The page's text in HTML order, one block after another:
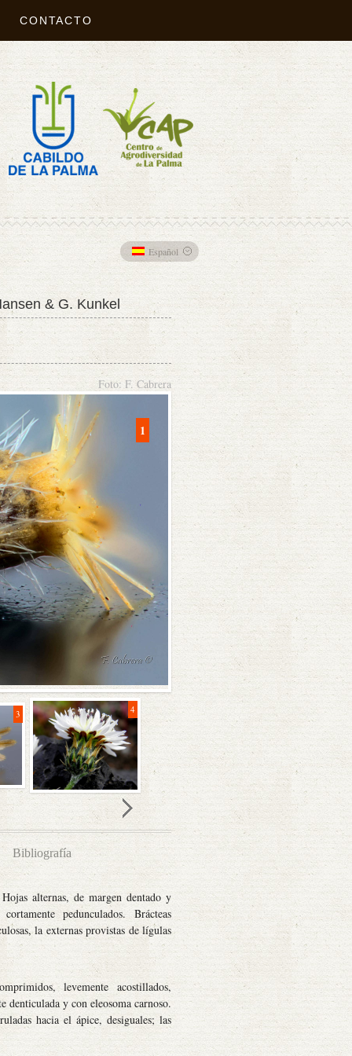
CONTACTO
Español
& G. Kunkel
Foto: F. Cabrera
1
3 4
Bibliografía
alternas, de margen dentado y
pedunculados. Brácteas
la externas provistas de lígulas
levemente acostillados,
denticulada y con eleosoma carnoso.
hacia el ápice, desiguales; las